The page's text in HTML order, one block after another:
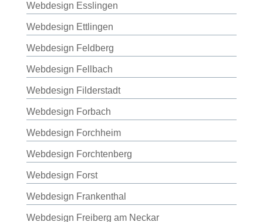
Webdesign Esslingen
Webdesign Ettlingen
Webdesign Feldberg
Webdesign Fellbach
Webdesign Filderstadt
Webdesign Forbach
Webdesign Forchheim
Webdesign Forchtenberg
Webdesign Forst
Webdesign Frankenthal
Webdesign Freiberg am Neckar